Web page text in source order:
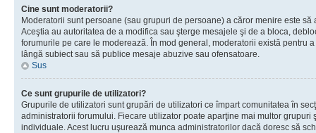
Cine sunt moderatorii?
Moderatorii sunt persoane (sau grupuri de persoane) a căror menire este
Aceştia au autoritatea de a modifica sau şterge mesajele şi de a bloca,
forumurile pe care le moderează. În mod general, moderatorii există pentru
lângă subiect sau să publice mesaje abuzive sau ofensatoare.
Sus
Ce sunt grupurile de utilizatori?
Grupurile de utilizatori sunt grupări de utilizatori ce împart comunitatea în
administratorii forumului. Fiecare utilizator poate aparţine mai multor grupuri
individuale. Acest lucru uşurează munca administratorilor dacă doresc să